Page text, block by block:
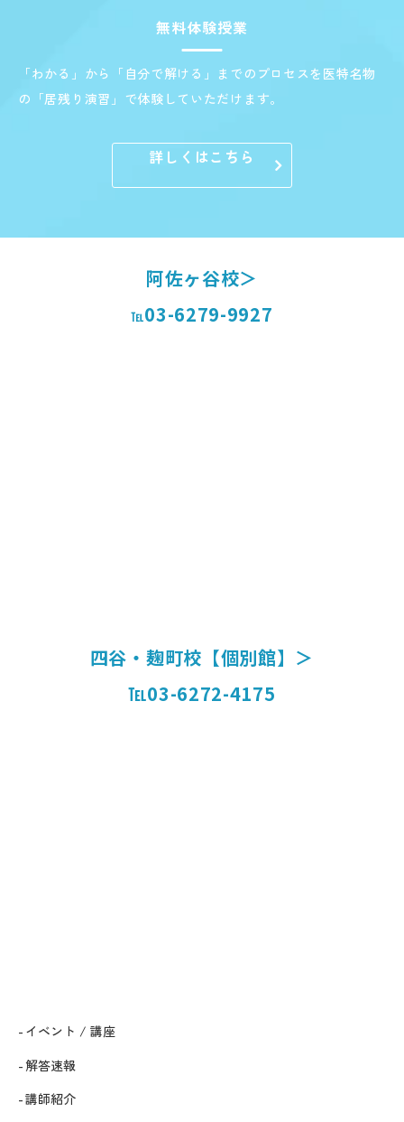
無料体験授業
「わかる」から「自分で解ける」までのプロセスを医特名物
の「居残り演習」で体験していただけます。
詳しくはこちら
阿佐ヶ谷校＞
℡03-6279-9927
四谷・麹町校【個別館】＞
℡03-6272-4175
イベント / 講座
解答速報
講師紹介